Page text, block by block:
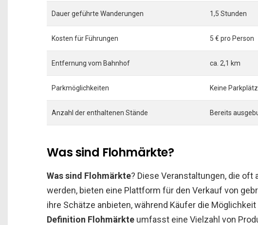
Dauer geführte Wanderungen 1,5 Stunden
Kosten für Führungen 5 € pro Person
Entfernung vom Bahnhof ca. 2,1 km
Parkmöglichkeiten Keine
Anzahl der enthaltenen Stände Bereits
Was sind Flohmärkte?
Was sind Flohmärkte? Diese Veranstaltungen, die oft
werden, bieten eine Plattform für den Verkauf von
ihre Schätze anbieten, während Käufer die
Definition Flohmärkte umfasst eine Vielzahl von